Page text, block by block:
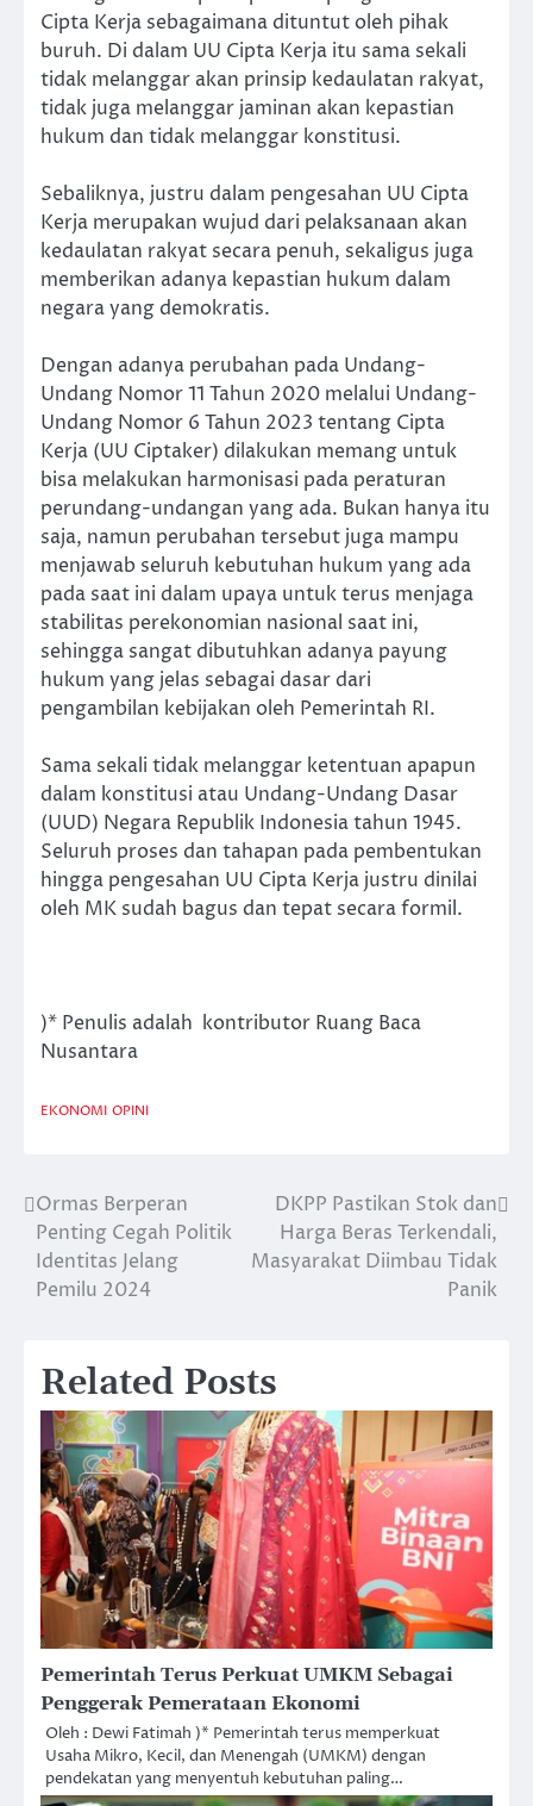
Cipta Kerja sebagaimana dituntut oleh pihak
buruh. Di dalam UU Cipta Kerja itu sama sekali
tidak melanggar akan prinsip kedaulatan rakyat,
tidak juga melanggar jaminan akan kepastian
hukum dan tidak melanggar konstitusi.
Sebaliknya, justru dalam pengesahan UU Cipta
Kerja merupakan wujud dari pelaksanaan akan
kedaulatan rakyat secara penuh, sekaligus juga
memberikan adanya kepastian hukum dalam
negara yang demokratis.
Dengan adanya perubahan pada Undang-
Undang Nomor 11 Tahun 2020 melalui Undang-
Undang Nomor 6 Tahun 2023 tentang Cipta
Kerja (UU Ciptaker) dilakukan memang untuk
bisa melakukan harmonisasi pada peraturan
perundang-undangan yang ada. Bukan hanya itu
saja, namun perubahan tersebut juga mampu
menjawab seluruh kebutuhan hukum yang ada
pada saat ini dalam upaya untuk terus menjaga
stabilitas perekonomian nasional saat ini,
sehingga sangat dibutuhkan adanya payung
hukum yang jelas sebagai dasar dari
pengambilan kebijakan oleh Pemerintah RI.
Sama sekali tidak melanggar ketentuan apapun
dalam konstitusi atau Undang-Undang Dasar
(UUD) Negara Republik Indonesia tahun 1945.
Seluruh proses dan tahapan pada pembentukan
hingga pengesahan UU Cipta Kerja justru dinilai
oleh MK sudah bagus dan tepat secara formil.
)* Penulis adalah kontributor Ruang Baca
Nusantara
EKONOMI OPINI
Post
navigation
Ormas Berperan
Penting Cegah Politik
Identitas Jelang
Pemilu 2024
DKPP Pastikan Stok dan
Harga Beras Terkendali,
Masyarakat Diimbau Tidak
Panik
Related Posts
Pemerintah Terus Perkuat UMKM Sebagai
Penggerak Pemerataan Ekonomi
Oleh : Dewi Fatimah )* Pemerintah terus memperkuat
Usaha Mikro, Kecil, dan Menengah (UMKM) dengan
pendekatan yang menyentuh kebutuhan paling…